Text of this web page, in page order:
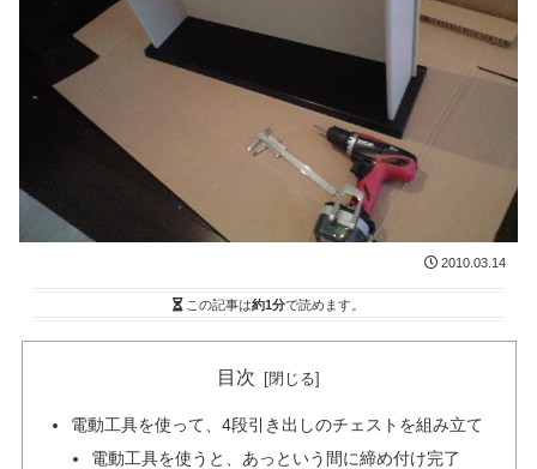
2010.03.14
この記事は約1分で読めます。
目次
電動工具を使って、4段引き出しのチェストを組み立て
電動工具を使うと、あっという間に締め付け完了